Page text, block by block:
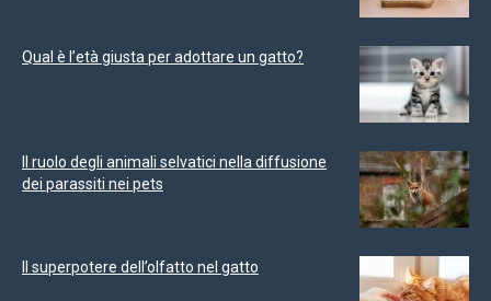
Qual è l’età giusta per adottare un gatto?
Il ruolo degli animali selvatici nella diffusione
dei parassiti nei pets
Il superpotere dell’olfatto nel gatto